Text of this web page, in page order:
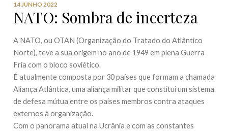
14 JUNHO 2022
NATO: Sombra de incerteza
A NATO, ou OTAN (Organização do Tratado do Atlântico
Norte), teve a sua origem no ano de 1949 em plena Guerra
Fria com o bloco soviético.
É atualmente composta por 30 países que formam a chamada
Aliança Atlântica, uma aliança militar que constitui um sistema
de defesa mútua entre os países membros contra ataques
externos à organização.
Com o panorama atual na Ucrânia e com as constantes